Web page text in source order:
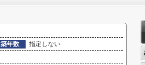
築年数
指定しない